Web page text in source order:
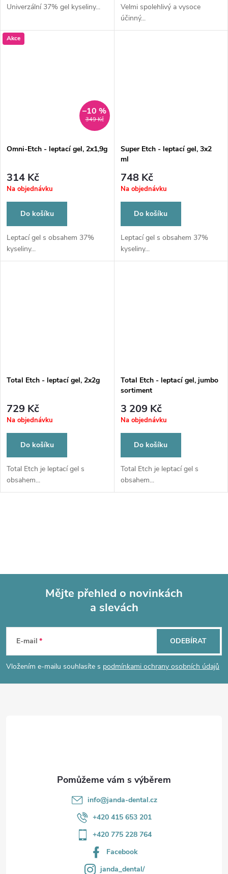
Univerzální 37% gel kyseliny...
Velmi spolehlivý a vysoce
účinný...
Akce
349 Kč
–10 %
Omni-Etch - leptací gel, 2x1,9g
314 Kč
Na objednávku
Do košíku
Leptací gel s obsahem 37%
kyseliny...
Super Etch - leptací gel, 3x2
ml
748 Kč
Na objednávku
Do košíku
Leptací gel s obsahem 37%
kyseliny...
Total Etch - leptací gel, 2x2g
729 Kč
Na objednávku
Do košíku
Total Etch je leptací gel s
obsahem...
Total Etch - leptací gel, jumbo
sortiment
3 209 Kč
Na objednávku
Do košíku
Total Etch je leptací gel s
obsahem...
a
í
p
p
a
Mějte přehled o novinkách
a slevách
E-mail
Vložením e-mailu souhlasíte s podmínkami ochrany osobních údajů
ODEBÍRAT
info@janda-dental.cz
+420 415 653 201
+420 775 228 764
Facebook
janda_dental/